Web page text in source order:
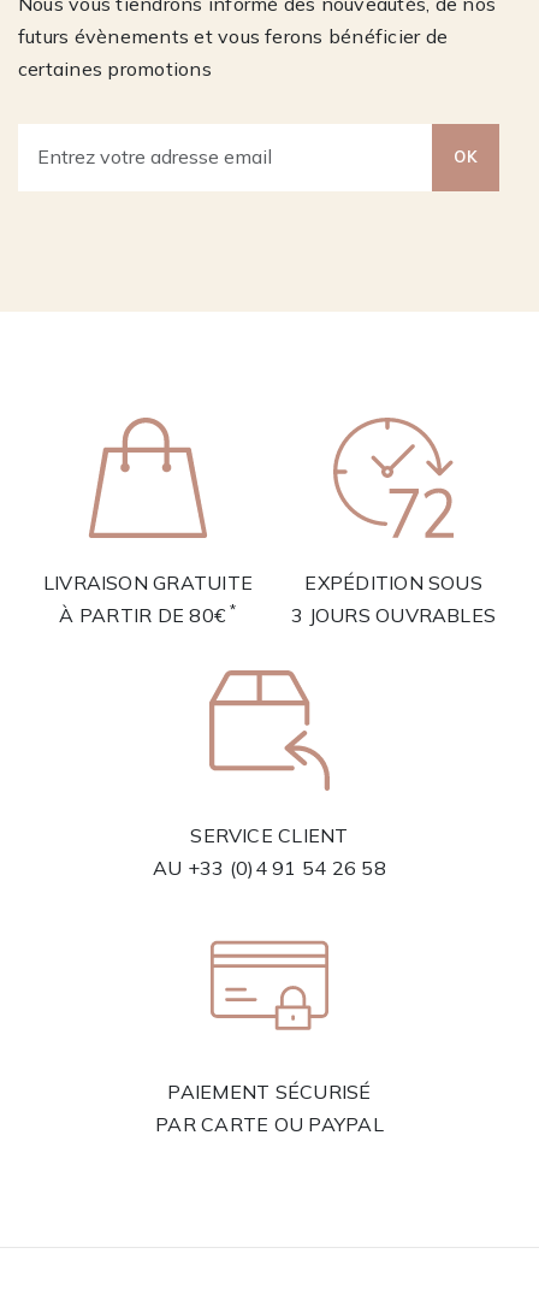
futurs évènements et vous ferons bénéficier de
certaines promotions
OK
LIVRAISON GRATUITE
À PARTIR DE 80€*
EXPÉDITION SOUS
3 JOURS OUVRABLES
SERVICE CLIENT
AU +33 (0)4 91 54 26 58
PAIEMENT SÉCURISÉ
PAR CARTE OU PAYPAL